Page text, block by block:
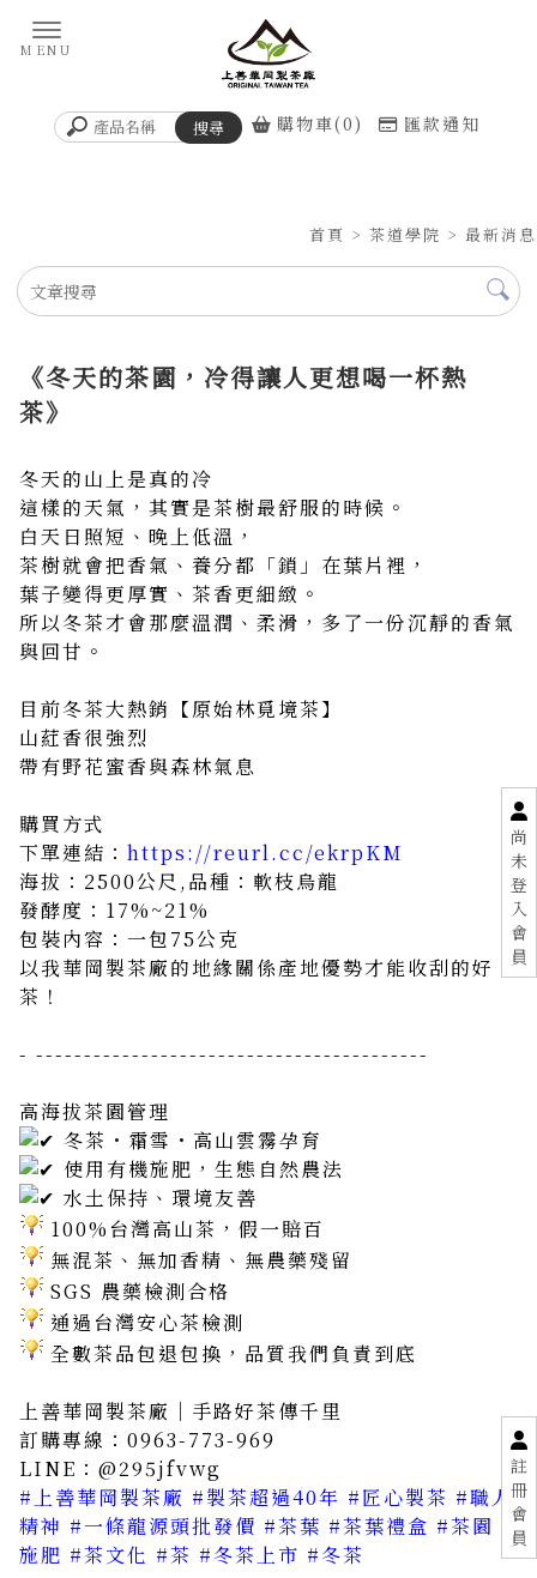
尚
未
登
入
會
員
註
冊
會
員
購物車(0) 匯款通知
首頁 > 茶道學院 > 最新消息
《冬天的茶園，冷得讓人更想喝一杯熱
茶》
冬天的山上是真的冷
這樣的天氣，其實是茶樹最舒服的時候。
白天日照短、晚上低溫，
茶樹就會把香氣、養分都「鎖」在葉片裡，
葉子變得更厚實、茶香更細緻。
所以冬茶才會那麼溫潤、柔滑，多了一份沉靜的香氣
與回甘。
目前冬茶大熱銷【原始林覓境茶】
山葒香很強烈
帶有野花蜜香與森林氣息
購買方式
下單連結： https://reurl.cc/ekrpKM
海拔：2500公尺,品種：軟枝烏龍
發酵度：17%~21%
包裝內容：一包75公克
以我華岡製茶廠的地緣關係產地優勢才能收刮的好
茶！
- -----------------------------------------
高海拔茶園管理
冬茶・霜雪・高山雲霧孕育
使用有機施肥，生態自然農法
水土保持、環境友善
100%台灣高山茶，假一賠百
無混茶、無加香精、無農藥殘留
SGS 農藥檢測合格
通過台灣安心茶檢測
全數茶品包退包換，品質我們負責到底
上善華岡製茶廠｜手路好茶傳千里
訂購專線：0963-773-969
LINE：@295jfvwg
#上善華岡製茶廠 #製茶超過40年 #匠心製茶 #職人
精神 #一條龍源頭批發價 #茶葉 #茶葉禮盒 #茶園
#
施肥 #茶文化 #茶 #冬茶上市 #冬茶